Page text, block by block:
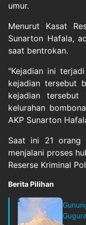
umur.
Menurut Kasat
Sunarton Hafala,
saat bentrokan.
"Kejadian ini
kejadian tersebut
kejadian tersebut
kelurahan
AKP Sunarton
Saat ini 21 orang
menjalani proses
Reserse Kriminal
Berita Pilihan